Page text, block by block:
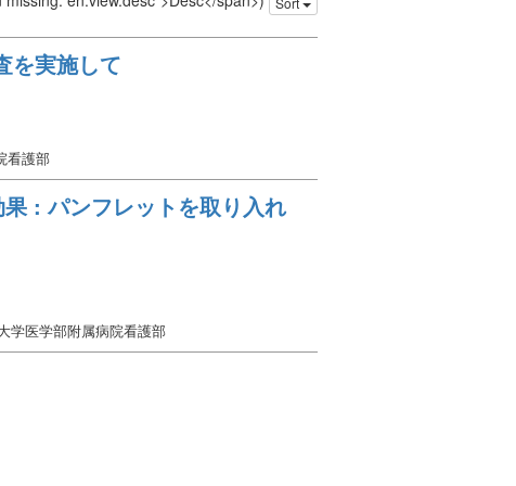
を実施して
看護部
: パンフレットを取り入れ
学医学部附属病院看護部